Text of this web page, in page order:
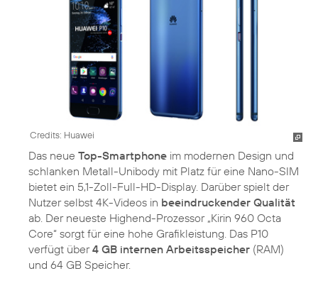
Credits: Huawei
Das neue Top-Smartphone im modernen Design und
schlanken Metall-Unibody mit Platz für eine Nano-SIM
bietet ein 5,1-Zoll-Full-HD-Display. Darüber spielt der
Nutzer selbst 4K-Videos in beeindruckender Qualität
ab. Der neueste Highend-Prozessor „Kirin 960 Octa
Core“ sorgt für eine hohe Grafikleistung. Das P10
verfügt über4 GB internen Arbeitsspeicher (RAM)
und 64 GB Speicher.